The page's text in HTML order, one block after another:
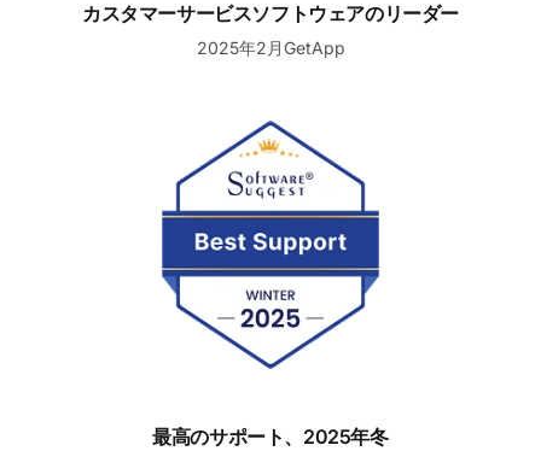
カスタマーサービスソフトウェアのリーダー
2025年2月GetApp
最高のサポート、2025年冬